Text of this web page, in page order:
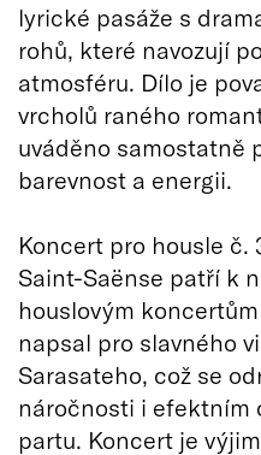
lyrické pasáže s
rohů, které navozují
atmosféru. Dílo je
vrcholů raného
uváděno samostatně
barevnost a energii.
Koncert pro housle č.
Saint-Saënse patří k
houslovým
napsal pro slavného
Sarasateho, což se
náročnosti i efektním
partu. Koncert je